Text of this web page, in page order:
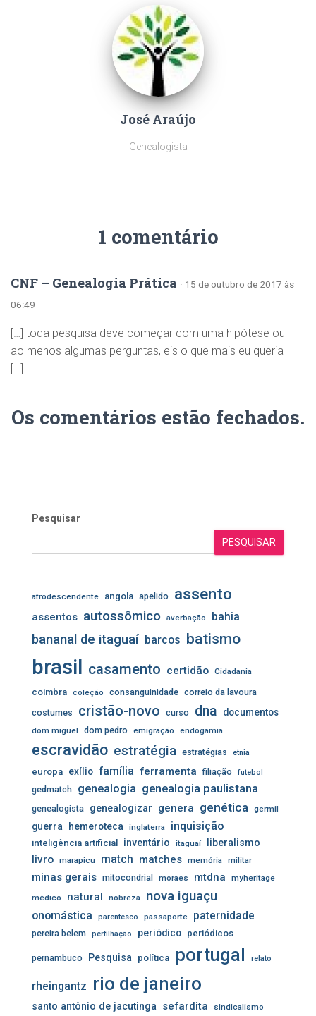
José Araújo
Genealogista
1 comentário
CNF – Genealogia Prática · 15 de outubro de 2017 às
06:49
[…] toda pesquisa deve começar com uma hipótese ou
ao menos algumas perguntas, eis o que mais eu queria
[…]
Os comentários estão fechados.
Pesquisar
PESQUISAR
afrodescendente angola apelido assento
assentos autossômico averbação bahia
bananal de itaguaí barcos batismo
brasil casamento certidão Cidadania
coimbra coleção consanguinidade correio da lavoura
costumes
cristão-novo curso dna documentos
dom miguel dom pedro emigração endogamia
escravidão estratégia estratégias etnia
europa exílio família ferramenta filiação futebol
gedmatch genealogia genealogia paulistana
genealogista genealogizar genera genética germil
guerra hemeroteca inglaterra inquisição
inteligência artificial inventário itaguaí liberalismo
livro marapicu match matches memória militar
minas gerais mitocondrial moraes mtdna
myheritage
médico
natural nobreza nova iguaçu
onomástica parentesco passaporte paternidade
pereira belem perfilhação periódico periódicos
pernambuco Pesquisa política portugal relato
rheingantz rio de janeiro
santo antônio de jacutinga sefardita
sindicalismo